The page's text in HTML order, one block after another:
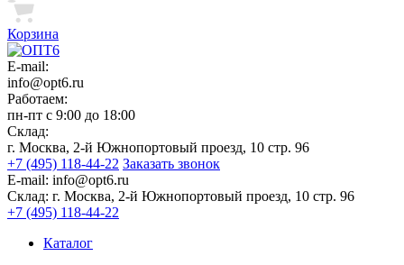
Корзина
E-mail:
info@opt6.ru
Работаем:
пн-пт с 9:00 до 18:00
Склад:
г. Москва, 2-й Южнопортовый проезд, 10 стр. 96
+7 (495) 118-44-22 Заказать звонок
E-mail: info@opt6.ru
Склад: г. Москва, 2-й Южнопортовый проезд, 10 стр. 96
+7 (495) 118-44-22
Каталог